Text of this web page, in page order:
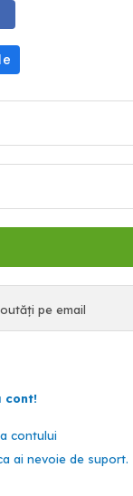
pe email
cont!
contului
ai nevoie de suport.